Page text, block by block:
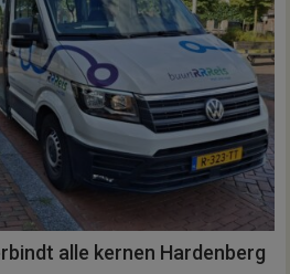
alle kernen Hardenberg